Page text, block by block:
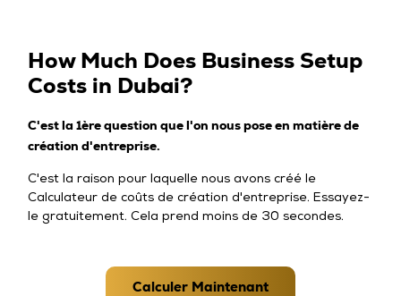
How Much Does Business Setup
Costs in Dubai?
C'est la 1ère question que l'on nous pose en matière de
création d'entreprise.
C'est la raison pour laquelle nous avons créé le
Calculateur de coûts de création d'entreprise. Essayez-
le gratuitement. Cela prend moins de 30 secondes.
Calculer Maintenant